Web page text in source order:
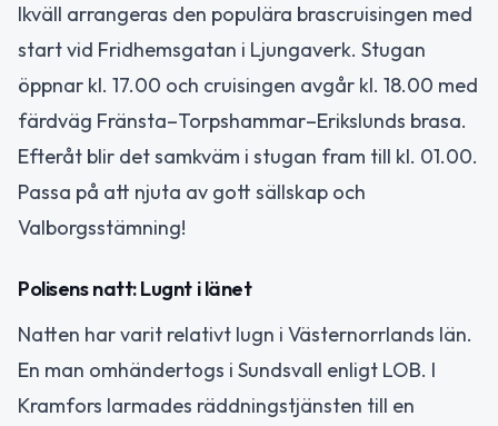
Ikväll arrangeras den populära brascruisingen med
start vid Fridhemsgatan i Ljungaverk. Stugan
öppnar kl. 17.00 och cruisingen avgår kl. 18.00 med
färdväg Fränsta–Torpshammar–Erikslunds brasa.
Efteråt blir det samkväm i stugan fram till kl. 01.00.
Passa på att njuta av gott sällskap och
Valborgsstämning!
Polisens natt: Lugnt i länet
Natten har varit relativt lugn i Västernorrlands län.
En man omhändertogs i Sundsvall enligt LOB. I
Kramfors larmades räddningstjänsten till en